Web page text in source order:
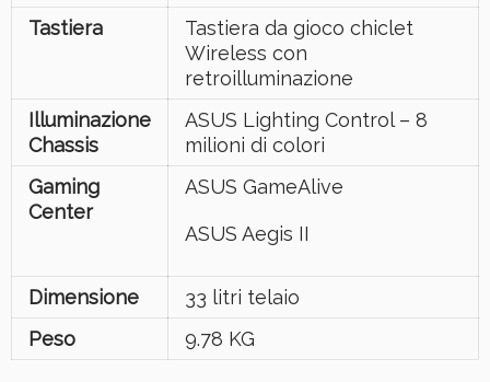
Tastiera
Tastiera da gioco chiclet
Wireless con
retroilluminazione
Illuminazione
Chassis
ASUS Lighting Control – 8
milioni di colori
Gaming
Center
ASUS GameAlive
ASUS Aegis II
Dimensione
33 litri telaio
Peso
9.78 KG